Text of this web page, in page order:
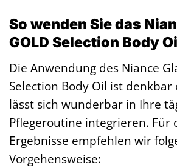
So wenden Sie das
GOLD Selection Body
Die Anwendung des Niance
Selection Body Oil ist denkbar
lässt sich wunderbar in Ihre
Pflegeroutine integrieren. Für
Ergebnisse empfehlen wir
Vorgehensweise: